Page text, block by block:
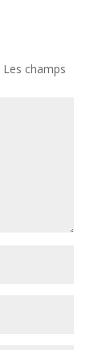
Les champs